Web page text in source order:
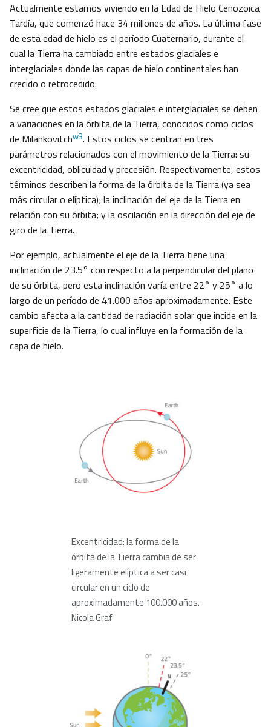
Actualmente estamos viviendo en la Edad de Hielo Cenozoica
Tardía, que comenzó hace 34 millones de años. La última fase
de esta edad de hielo es el período Cuaternario, durante el
cual la Tierra ha cambiado entre estados glaciales e
interglaciales donde las capas de hielo continentales han
crecido o retrocedido.
Se cree que estos estados glaciales e interglaciales se deben
a variaciones en la órbita de la Tierra, conocidos como ciclos
de Milankovitchw3. Estos ciclos se centran en tres
parámetros relacionados con el movimiento de la Tierra: su
excentricidad, oblicuidad y precesión. Respectivamente, estos
términos describen la forma de la órbita de la Tierra (ya sea
más circular o elíptica); la inclinación del eje de la Tierra en
relación con su órbita; y la oscilación en la dirección del eje de
giro de la Tierra.
Por ejemplo, actualmente el eje de la Tierra tiene una
inclinación de 23.5° con respecto a la perpendicular del plano
de su órbita, pero esta inclinación varía entre 22° y 25° a lo
largo de un período de 41.000 años aproximadamente. Este
cambio afecta a la cantidad de radiación solar que incide en la
superficie de la Tierra, lo cual influye en la formación de la
capa de hielo.
Excentricidad: la forma de la
órbita de la Tierra cambia de ser
ligeramente elíptica a ser casi
circular en un ciclo de
aproximadamente 100.000 años.
Nicola Graf